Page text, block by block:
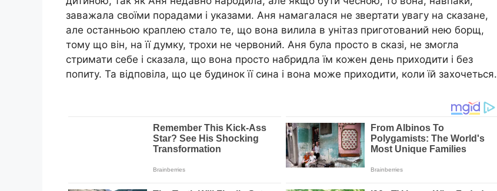
заважала своїми порадами і указами. Аня намагалася не звертати увагу на сказане,
але останньою краплею стало те, що вона вилила в унітаз приготований нею борщ,
тому що він, на її думку, трохи не червоний. Аня була просто в сказі, не змогла
стримати себе і сказала, що вона просто набридла їм кожен день приходити і без
попиту. Та відповіла, що це будинок її сина і вона може приходити, коли їй захочеться.